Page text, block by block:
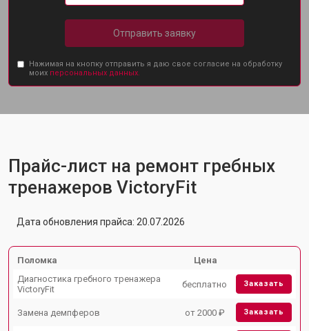
Отправить заявку
Нажимая на кнопку отправить я даю свое согласие на обработку
моих персональных данных.
Прайс-лист на ремонт гребных
тренажеров VictoryFit
Дата обновления прайса: 20.07.2026
Поломка
Цена
Диагностика гребного тренажера
VictoryFit
бесплатно Заказать
Замена демпферов от 2000 ₽ Заказать